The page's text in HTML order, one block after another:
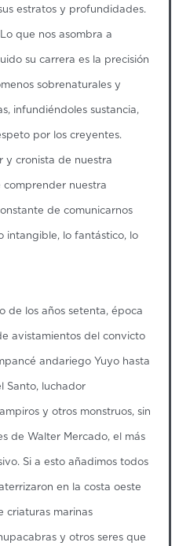
estratos y profundidades.
que nos asombra a
su carrera es la precisión
sobrenaturales y
infundiéndoles sustancia,
por los creyentes.
y cronista de nuestra
comprender nuestra
de comunicarnos
intangible, lo fantástico, lo
de los años setenta, época
avistamientos del convicto
andariego Yuyo hasta
Santo, luchador
y otros monstruos, sin
de Walter Mercado, el más
Si a esto añadimos todos
en la costa oeste
criaturas marinas
y otros seres que